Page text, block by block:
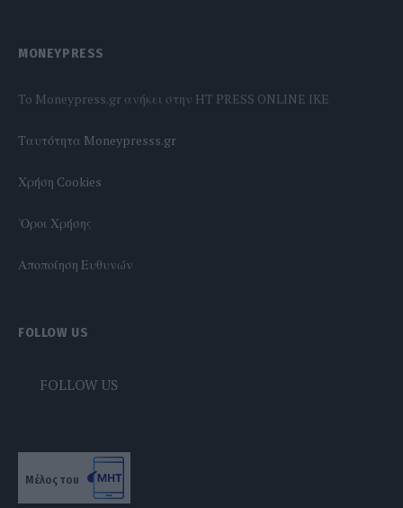
MONEYPRESS
To Moneypress.gr ανήκει στην HT PRESS ONLINE IKE
Tαυτότητα Moneypresss.gr
Χρήση Cookies
'Οροι Χρήσης
Αποποίηση Ευθυνών
FOLLOW US
FOLLOW US
Μέλος του